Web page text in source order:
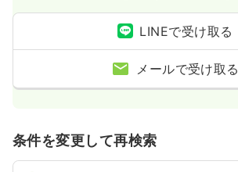
LINEで受け取る
メールで受け取る
条件を変更して再検索